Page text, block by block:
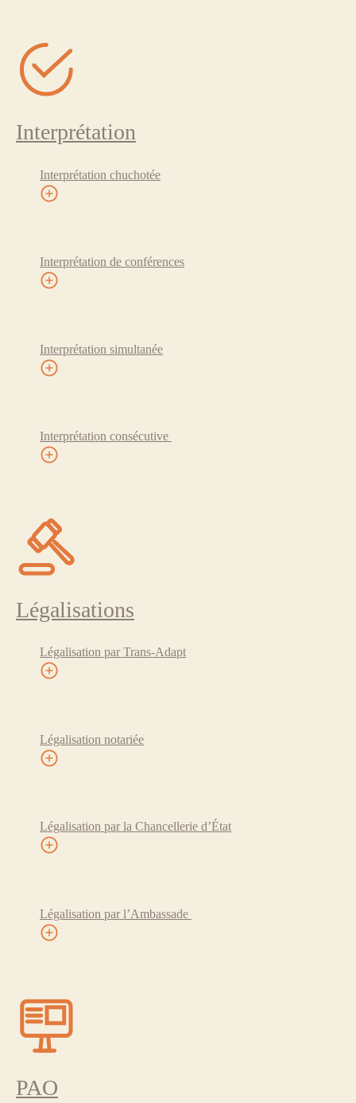
Interprétation
Interprétation chuchotée
Interprétation de conférences
Interprétation simultanée
Interprétation consécutive
Légalisations
Légalisation par Trans-Adapt
Légalisation notariée
Légalisation par la Chancellerie d’État
Légalisation par l’Ambassade
PAO